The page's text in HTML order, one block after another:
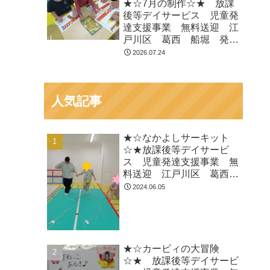
ADHD 自閉症
★☆7月の制作☆★ 放課
後等デイサービス 児童発
達支援事業 無料送迎 江
戸川区 葛西 船堀 発達
障がい 運動療育 放デ
2026.07.24
人気記事
★☆なかよしサーキット
☆★放課後等デイサービ
ス 児童発達支援事業 無
料送迎 江戸川区 葛西
船堀 発達障がい 運動療
2024.06.05
★☆カービィの大冒険
☆★ 放課後等デイサービ